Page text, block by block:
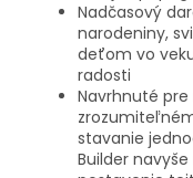
Nadčasový
narodeniny,
deťom vo
radosti
Navrhnuté
stavanie
Builder